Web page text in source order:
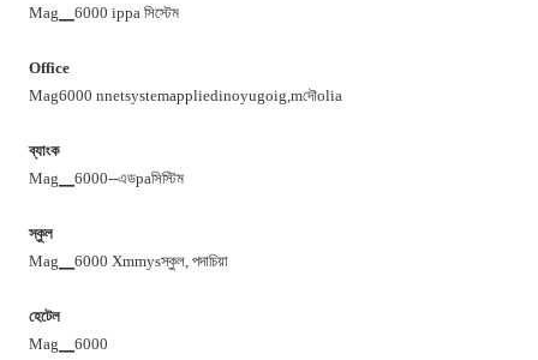
Mag▁6000 ippa সিস্টেম
Office
Mag6000 nnetsystemappliedinoyugoig,mদৌolia
ব্যাংক
Mag▁6000--এডpaসিস্টিম
স্কুল
Mag▁6000 Xmmysস্কুল, পদাচিয়া
হেটেল
Mag▁6000